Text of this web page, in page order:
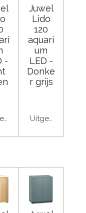
-
Juwel
Lido
120
aquari
um
LED -
Donke
r grijs
Uitgeschakeld